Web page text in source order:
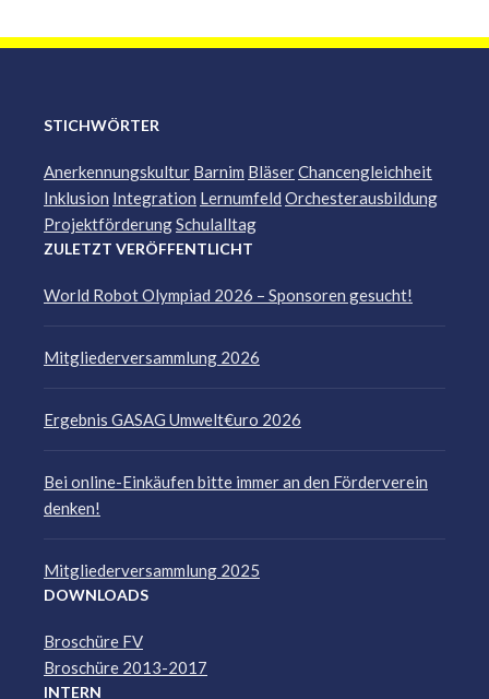
STICHWÖRTER
Anerkennungskultur Barnim BläserChancengleichheit
Inklusion Integration Lernumfeld Orchesterausbildung
ProjektförderungSchulalltag
ZULETZT VERÖFFENTLICHT
World Robot Olympiad 2026 – Sponsoren gesucht!
Mitgliederversammlung 2026
Ergebnis GASAG Umwelt€uro 2026
Bei online-Einkäufen bitte immer an den Förderverein
denken!
Mitgliederversammlung 2025
DOWNLOADS
Broschüre FV
Broschüre 2013-2017
INTERN